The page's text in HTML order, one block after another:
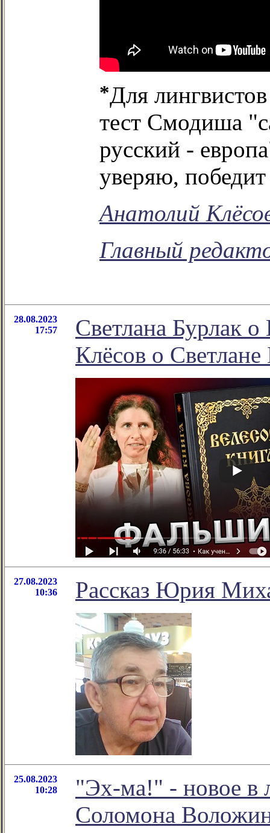
*Для
тест Смодиша
русский -
уверяю,
Анатолий
Главный
28.08.2023
17:57
Светлана Бурлак
Клёсов о Светлане
27.08.2023
10:36
Рассказ Юрия
25.08.2023
10:28
"Эх-ма!" - новое в
Соломона